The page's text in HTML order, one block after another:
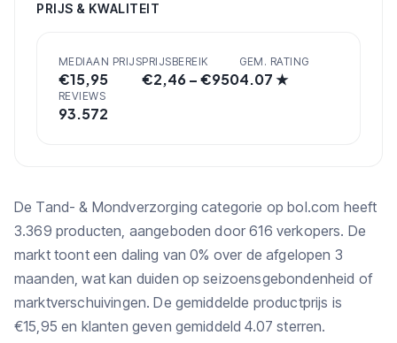
PRIJS & KWALITEIT
MEDIAAN PRIJS
€15,95
PRIJSBEREIK
€2,46– €950
GEM. RATING
4.07★
REVIEWS
93.572
De Tand- & Mondverzorging categorie op bol.com heeft
3.369 producten, aangeboden door 616 verkopers. De
markt toont een daling van 0% over de afgelopen 3
maanden, wat kan duiden op seizoensgebondenheid of
marktverschuivingen. De gemiddelde productprijs is
€15,95 en klanten geven gemiddeld 4.07 sterren.